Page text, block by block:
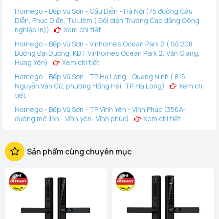
Homego - Bếp Vũ Sơn - Cầu Diễn - Hà Nội (75 đường Cầu
Diễn, Phúc Diễn, Từ Liêm ( Đối diện Trường Cao đẳng Công
nghiệp In))
Xem chi tiết
Homego - Bếp Vũ Sơn - Vinhomes Ocean Park 2 ( Số 208
Đường Đại Dương, KĐT Vinhomes Ocean Park 2, Văn Giang,
Hưng Yên)
Xem chi tiết
Homego - Bếp Vũ Sơn - TP Hạ Long - Quảng Ninh ( 815
Nguyễn Văn Cừ, phường Hồng Hải, TP. Hạ Long)
Xem chi
tiết
Homego - Bếp Vũ Sơn - TP Vĩnh Yên - Vĩnh Phúc (356A-
đường mê linh - Vĩnh yên- Vĩnh phúc)
Xem chi tiết
- Vinhomes Ocean Park 3, Văn Giang, Hưng Yên)
chi tiết
Hiệu, Q Lê Chân. TP Hải Phòng)
Xem chi tiết
Homego - Bếp Vũ Sơn - Lê Thanh Nghị - TP Hải Dương (248
Ngô Quyền, Lê Thanh Nghị, Hải Phòng)
Xem chi tiết
Homego - Ngô Quyền - TP Hải Dương (189 Ngô Quyền, P.
Sản phẩm cùng chuyên mục